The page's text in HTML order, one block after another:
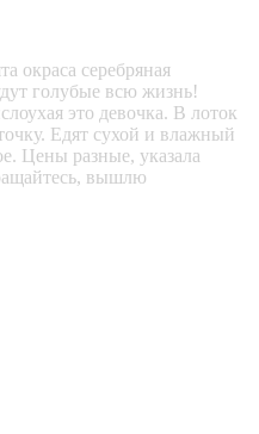
окраса серебряная
голубые всю жизнь!
это девочка. В лоток
Едят сухой и влажный
Цены разные, указала
вышлю